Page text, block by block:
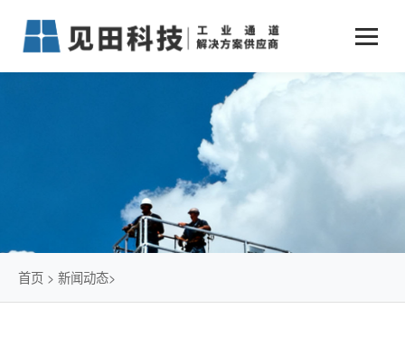
业务中心
仓储物流通道解决方案
智能立体库解决方案
简易升降机解决方案
新闻动态 +
传统仓储物流
石油化工行业
发展历程
首页 > 新闻动态>